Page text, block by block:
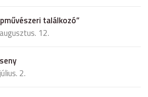
találkozó”
12.
2.